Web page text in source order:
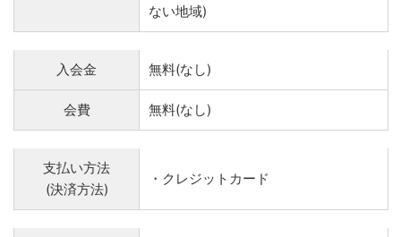
ない地域)
入会金 無料(なし)
会費 無料(なし)
支払い方法
(決済方法)
・クレジットカード